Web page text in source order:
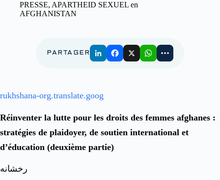
PRESSE, APARTHEID SEXUEL en
AFGHANISTAN
PARTAGER
rukhshana-org.translate.goog
Réinventer la lutte pour les droits des femmes afghanes :
stratégies de plaidoyer, de soutien international et
d’éducation (deuxième partie)
رخشانه